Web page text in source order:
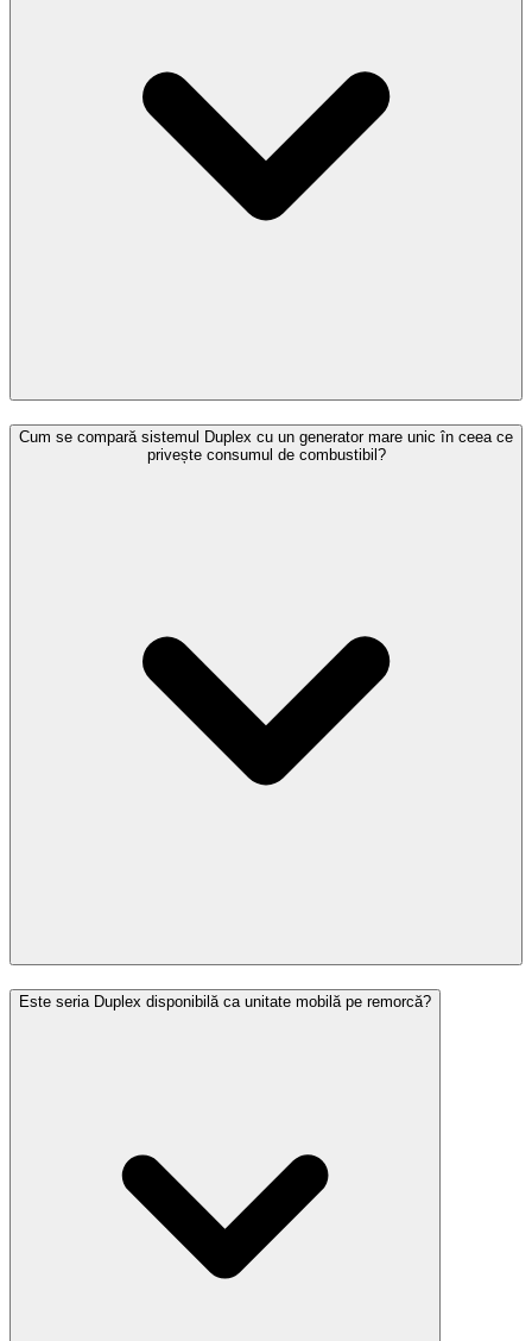
Cum se compară sistemul Duplex cu un generator mare unic în ceea ce
privește consumul de combustibil?
Este seria Duplex disponibilă ca unitate mobilă pe remorcă?